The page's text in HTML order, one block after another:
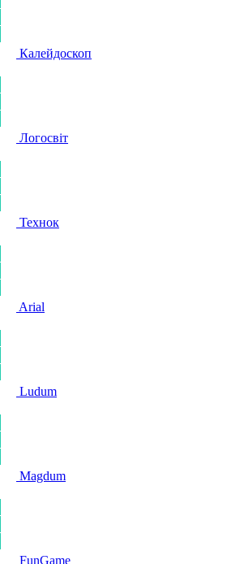
Калейдоскоп
Логосвіт
Технок
Arial
Ludum
Magdum
FunGame